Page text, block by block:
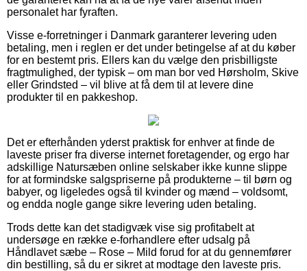
personalet har fyraften.
Visse e-forretninger i Danmark garanterer levering uden
betaling, men i reglen er det under betingelse af at du køber
for en bestemt pris. Ellers kan du vælge den prisbilligste
fragtmulighed, der typisk – om man bor ved Hørsholm, Skive
eller Grindsted – vil blive at få dem til at levere dine
produkter til en pakkeshop.
Det er efterhånden yderst praktisk for enhver at finde de
laveste priser fra diverse internet foretagender, og ergo har
adskillige Natursæben online selskaber ikke kunne slippe
for at formindske salgspriserne på produkterne – til børn og
babyer, og ligeledes også til kvinder og mænd – voldsomt,
og endda nogle gange sikre levering uden betaling.
Trods dette kan det stadigvæk vise sig profitabelt at
undersøge en række e-forhandlere efter udsalg på
Håndlavet sæbe – Rose – Mild forud for at du gennemfører
din bestilling, så du er sikret at modtage den laveste pris.